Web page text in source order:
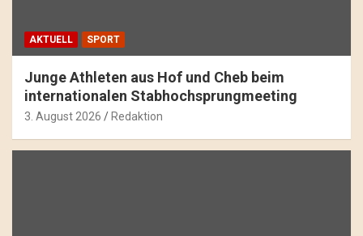
AKTUELL SPORT
Junge Athleten aus Hof und Cheb beim
internationalen Stabhochsprungmeeting
3. August 2026 Redaktion